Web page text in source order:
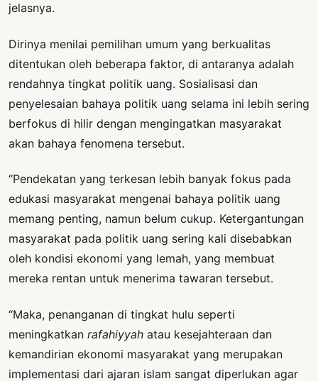
jelasnya.
Dirinya menilai pemilihan umum yang berkualitas
ditentukan oleh beberapa faktor, di antaranya adalah
rendahnya tingkat politik uang. Sosialisasi dan
penyelesaian bahaya politik uang selama ini lebih sering
berfokus di hilir dengan mengingatkan masyarakat
akan bahaya fenomena tersebut.
“Pendekatan yang terkesan lebih banyak fokus pada
edukasi masyarakat mengenai bahaya politik uang
memang penting, namun belum cukup. Ketergantungan
masyarakat pada politik uang sering kali disebabkan
oleh kondisi ekonomi yang lemah, yang membuat
mereka rentan untuk menerima tawaran tersebut.
“Maka, penanganan di tingkat hulu seperti
meningkatkan rafahiyyah atau kesejahteraan dan
kemandirian ekonomi masyarakat yang merupakan
implementasi dari ajaran islam sangat diperlukan agar